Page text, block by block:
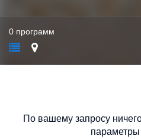
0 программ
По вашему запросу
параметры